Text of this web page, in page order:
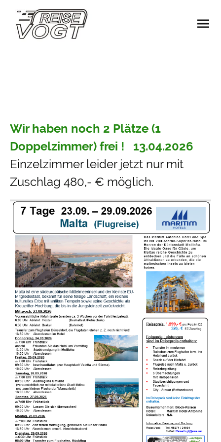
Wir haben noch 2 Plätze (1
Doppelzimmer) frei ! 13.04.2026
Einzelzimmer leider jetzt nur mit
Zuschlag 480,- € möglich.